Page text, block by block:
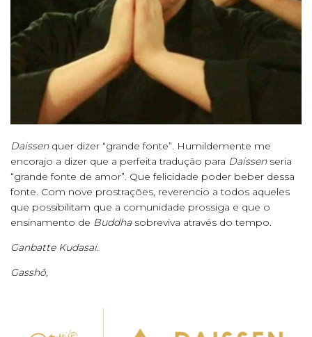
Daissenquer dizer “grande fonte”. Humildemente me
encorajo a dizer que a perfeita tradução para Daissenseria
“grande fonte de amor”. Que felicidade poder beber dessa
fonte. Com nove prostrações, reverencio a todos aqueles
que possibilitam que a comunidade prossiga e que o
ensinamento de Buddha sobreviva através do tempo.
Ganbatte Kudasai.
Gasshô,